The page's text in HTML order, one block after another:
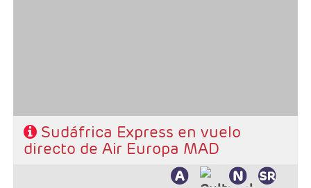
Sudáfrica Express en vuelo
directo de Air Europa MAD